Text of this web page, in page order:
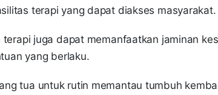
terapi yang dapat diakses masyarakat.
juga dapat memanfaatkan jaminan
yang berlaku.
tua untuk rutin memantau tumbuh